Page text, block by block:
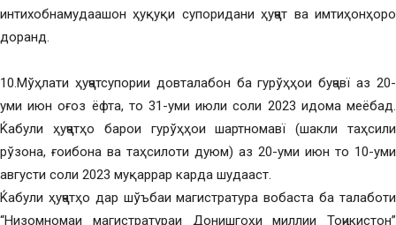
интихобнамудаашон ҳуқуқи супоридани ҳуҷҷат ва имтиҳонҳоро
доранд.
10.Мўҳлати ҳуҷҷатсупории довталабон ба гурўҳҳои буҷавї аз 20-
уми июн оғоз ёфта, то 31-уми июли соли 2023 идома меёбад.
Ќабули ҳуҷҷатҳо барои гурўҳҳои шартномавї (шакли таҳсили
рўзона, ғоибона ва таҳсилоти дуюм) аз 20-уми июн то 10-уми
августи соли 2023 муқаррар карда шудааст.
Ќабули ҳуҷҷатҳо дар шўъбаи магистратура вобаста ба талаботи
“Низомномаи магистратураи Донишгоҳи миллии Тоҷикистон”